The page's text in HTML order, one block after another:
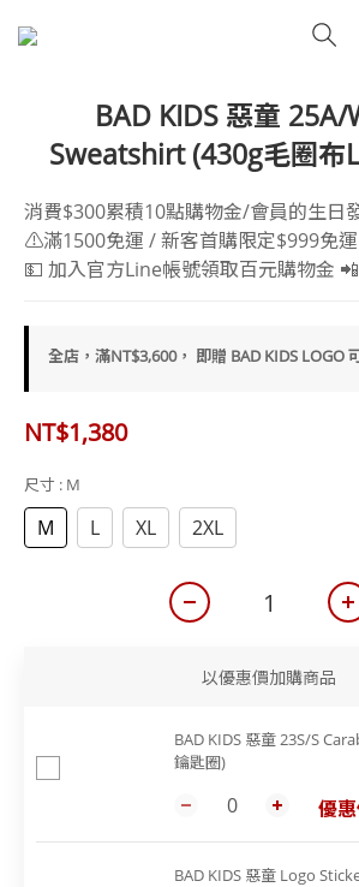
BAD KIDS 惡童 25A/
Sweatshirt (430g毛圈布
消費$300累積10點購物金/會員的生日
⚠️滿1500免運 / 新客首購限定$999免運
💵 加入官方Line帳號領取百元購物金
全店，滿NT$3,600， 即贈 BAD KIDS LOGO
NT$1,380
尺寸 : M
M L XL 2XL
以優惠價加購商品
BAD KIDS 惡童 23S/S
鑰匙圈)
優
BAD KIDS 惡童 Logo